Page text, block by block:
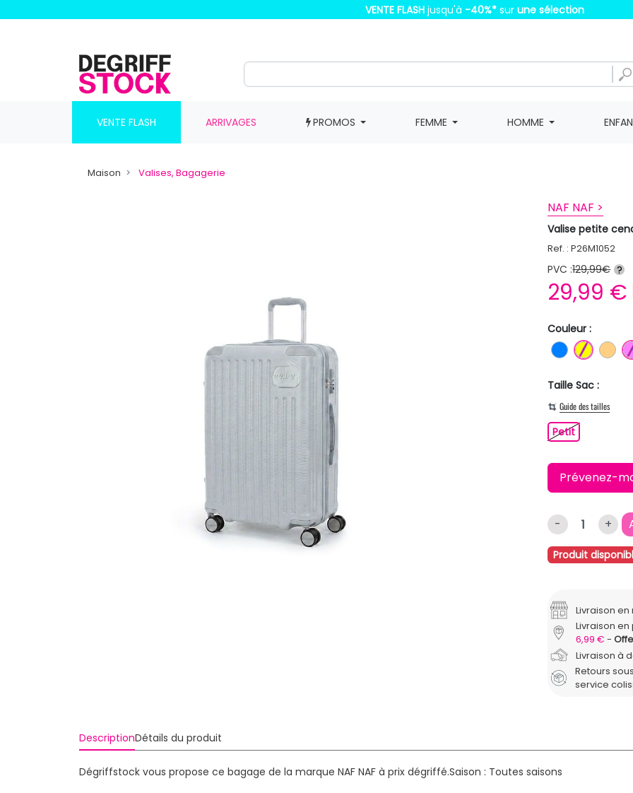
VENTE FLASH jusqu'à -40%* sur une sélection
VENTE FLASH ARRIVAGES PROMOS FEMME HOMME
Maison Valises, Bagagerie
NAF NAF >
Valise petite
Ref. : P26M1052
PVC :129,99€ ?
29,99 €
Couleur :
BLEUJAUNE
Taille Sac :
Guide des tailles
PetitPetit
Prévenez-
- +
Produit
Livraison
Livraison
6,99 €
Livraison à
Retours
service
DescriptionDétails du produit
Dégriffstock vous propose ce bagage de la marque NAF NAF à prix dégriffé.Saison : Toutes saisons